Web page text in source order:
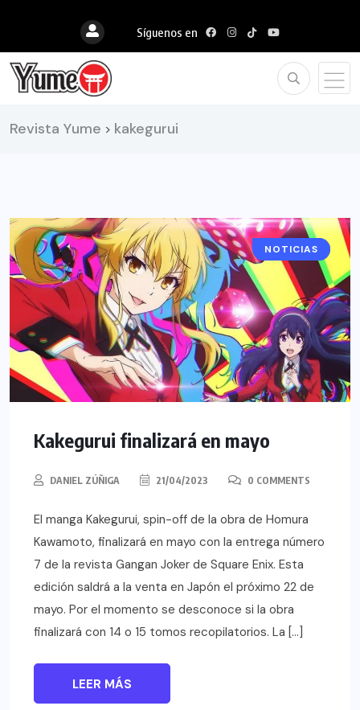
Síguenos en
Revista Yume > kakegurui
ANIME
NOTICIAS
Kakegurui finalizará en mayo
DANIEL ZÚÑIGA 21/04/2023 0 COMMENTS
El manga Kakegurui, spin-off de la obra de Homura
Kawamoto, finalizará en mayo con la entrega número
7 de la revista Gangan Joker de Square Enix. Esta
edición saldrá a la venta en Japón el próximo 22 de
mayo. Por el momento se desconoce si la obra
finalizará con 14 o 15 tomos recopilatorios. La […]
LEER MÁS